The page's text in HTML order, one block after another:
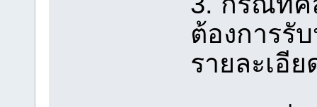
ต้องการรั
รายละเอี